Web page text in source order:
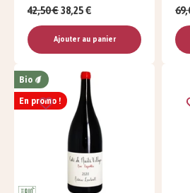
42,50 €38,25 €
Ajouter au panier
Bio
En promo !